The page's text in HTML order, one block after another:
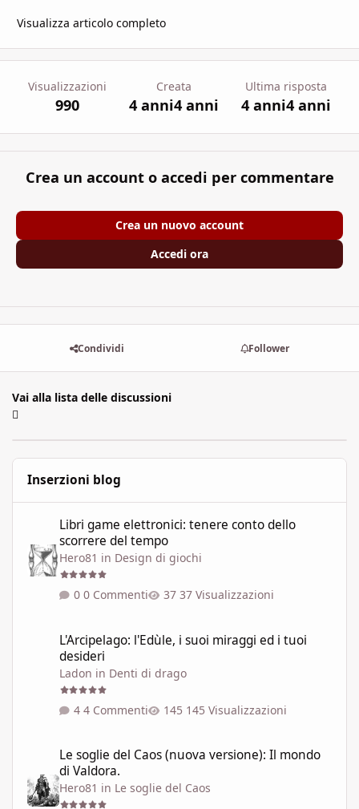
Visualizza articolo completo
Visualizzazioni
990
Creata
4 anni4 anni
Ultima risposta
4 anni4 anni
Crea un account o accedi per commentare
Crea un nuovo account
Accedi ora
Condividi Follower
Vai alla lista delle discussioni
Inserzioni blog
Libri game elettronici: tenere conto dello
scorrere del tempo
Hero81 in Design di giochi
0 Commenti 37 Visualizzazioni
L'Arcipelago: l'Edùle, i suoi miraggi ed i tuoi
desideri
Ladon in Denti di drago
4 Commenti 145 Visualizzazioni
Le soglie del Caos (nuova versione): Il mondo
di Valdora.
Hero81 in Le soglie del Caos